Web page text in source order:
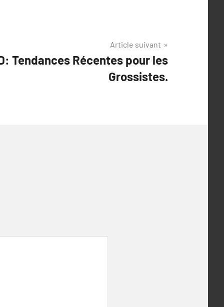
Article suivant
Tendances Récentes pour les
Grossistes.